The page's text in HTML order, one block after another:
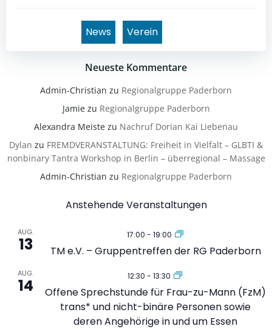
News Verein
Neueste Kommentare
Admin-Christian zu Regionalgruppe Paderborn
Jamiezu Regionalgruppe Paderborn
Alexandra Meiste zu Nachruf Dorian Kai Liebenau
Dylan zu FREMDVERANSTALTUNG: Freiheit in Vielfalt – GLBTI &
nonbinary Tantra Workshop in Berlin – überregional – Massage
Admin-Christian zu Regionalgruppe Paderborn
Anstehende Veranstaltungen
AUG.
13 17:00 - 19:00
TM e.V. – Gruppentreffen der RG Paderborn
AUG.
14 12:30 - 13:30
Offene Sprechstunde für Frau-zu-Mann (FzM)
trans* und nicht-binäre Personen sowie
deren Angehörige in und um Essen